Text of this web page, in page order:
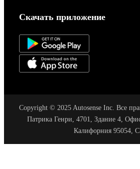
Скачать приложение
Copyright © 2025 Autosense Inc. Все
Патрика Генри, 4701, Здание 4,
Калифорния 95054,